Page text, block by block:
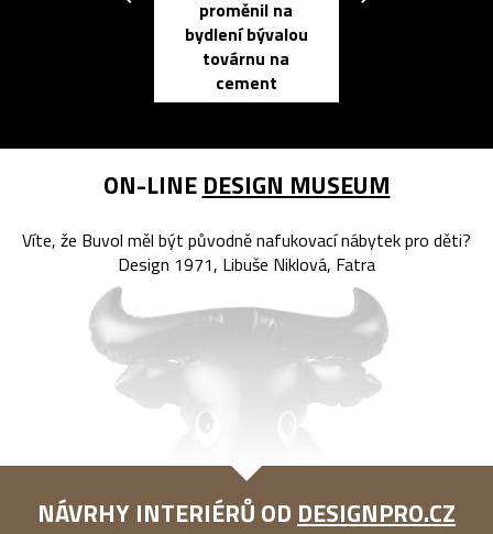
proměnil na
bydlení bývalou
továrnu na
cement
ON-LINE DESIGN MUSEUM
Víte, že Buvol měl být původně nafukovací nábytek pro děti?
Design 1971, Libuše Niklová, Fatra
NÁVRHY INTERIÉRŮ OD DESIGNPRO.CZ